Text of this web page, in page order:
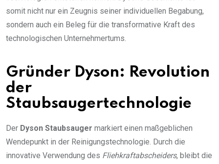
somit nicht nur ein Zeugnis seiner individuellen Begabung,
sondern auch ein Beleg für die transformative Kraft des
technologischen Unternehmertums.
Gründer Dyson: Revolution
der
Staubsaugertechnologie
Der Dyson Staubsauger markiert einen maßgeblichen
Wendepunkt in der Reinigungstechnologie. Durch die
innovative Verwendung des Fliehkraftabscheiders, bleibt die